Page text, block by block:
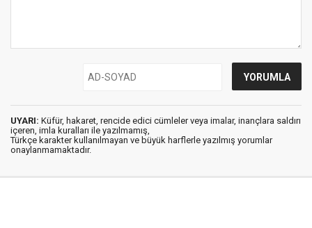
UYARI: Küfür, hakaret, rencide edici cümleler veya imalar, inançlara saldırı
içeren, imla kuralları ile yazılmamış,
Türkçe karakter kullanılmayan ve büyük harflerle yazılmış yorumlar
onaylanmamaktadır.